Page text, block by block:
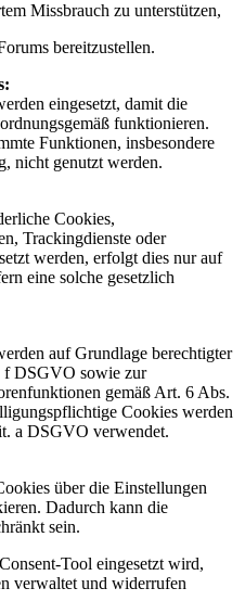
Missbrauch zu unterstützen,
bereitzustellen.
eingesetzt, damit die
funktionieren.
Funktionen, insbesondere
nicht genutzt werden.
Cookies,
Trackingdienste oder
werden, erfolgt dies nur auf
eine solche gesetzlich
auf Grundlage berechtigter
f DSGVO sowie zur
gemäß Art. 6 Abs.
Cookies werden
a DSGVO verwendet.
über die Einstellungen
Dadurch kann die
sein.
Tool eingesetzt wird,
verwaltet und widerrufen